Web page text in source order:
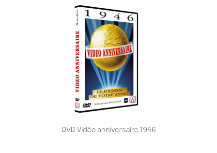
DVD Vidéo anniversaire 1946